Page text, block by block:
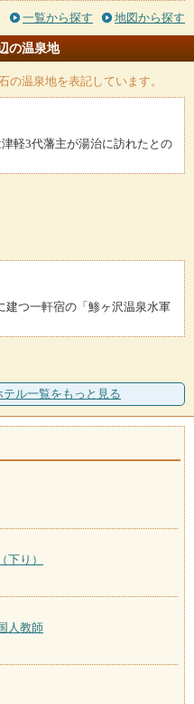
一覧から探す 地図から探す
の温泉地
の温泉地を表記しています。
軽3代藩主が湯治に訪れたとの
建つ一軒宿の「鯵ヶ沢温泉水軍
ぼり、キツネに昼飯を盗られた
テル一覧をもっと見る
下り）
人教師